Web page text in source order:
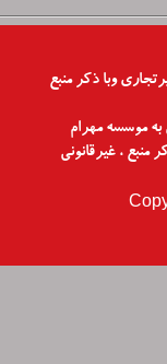
وبا ذکر منبع
موسسه مهرام
منبع ، غیرقانونی